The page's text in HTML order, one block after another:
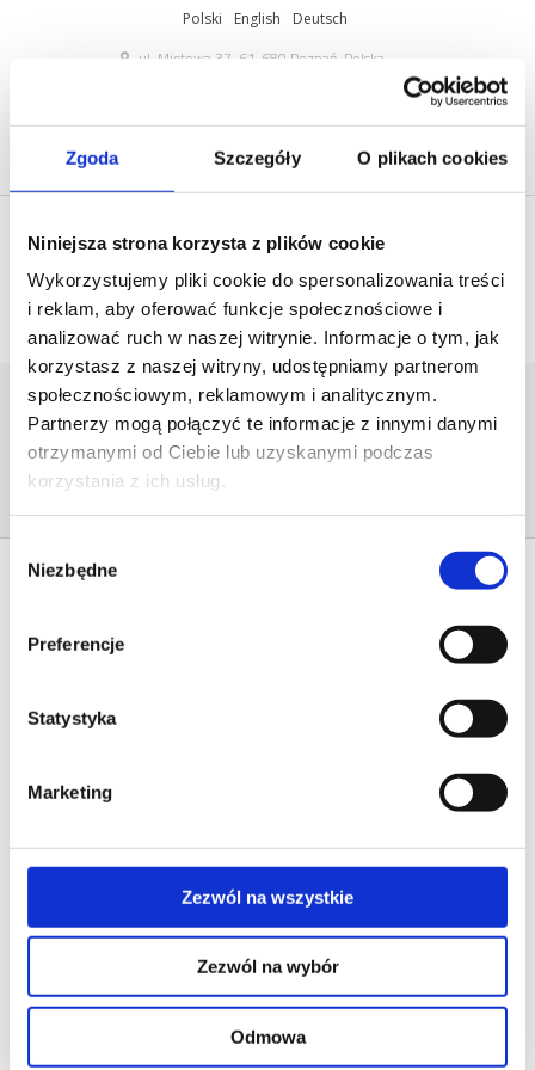
Zgoda Szczegóły O plikach cookies
Niniejsza strona korzysta z plików cookie
Wykorzystujemy pliki cookie do spersonalizowania treści
i reklam, aby oferować funkcje społecznościowe i
analizować ruch w naszej witrynie. Informacje o tym, jak
korzystasz z naszej witryny, udostępniamy partnerom
społecznościowym, reklamowym i analitycznym.
Partnerzy mogą połączyć te informacje z innymi danymi
otrzymanymi od Ciebie lub uzyskanymi podczas
korzystania z ich usług.
Wybór
zgody
Niezbędne
Preferencje
Statystyka
Marketing
Zezwól na wszystkie
Zezwól na wybór
Odmowa
Polski English Deutsch
ul. Miętowa 37, 61-680 Poznań, Polska
MOBILUS_COSMO_HM3_001-KOPIA-
450×544
Home/[:pl]Sterowanie radiowe
Mobilus[:en]Mobilus - radio
control[:de]Fernsteuerung Mobilus[:]
mobilus_cosmo_hm3_001-kopia-450×544